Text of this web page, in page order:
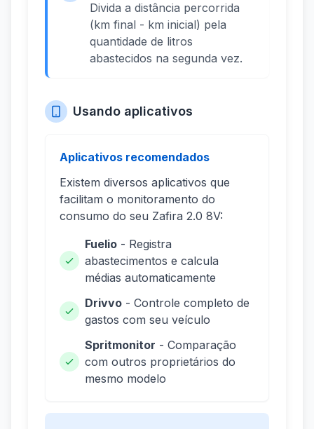
Divida a distância percorrida
(km final - km inicial) pela
quantidade de litros
abastecidos na segunda vez.
Usando aplicativos
Aplicativos recomendados
Existem diversos aplicativos que
facilitam o monitoramento do
consumo do seu Zafira 2.0 8V:
Fuelio - Registra
abastecimentos e calcula
médias automaticamente
Drivvo - Controle completo de
gastos com seu veículo
Spritmonitor - Comparação
com outros proprietários do
mesmo modelo